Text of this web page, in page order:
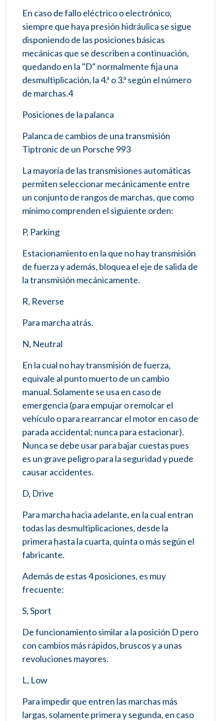
En caso de fallo eléctrico o electrónico,
siempre que haya presión hidráulica se sigue
disponiendo de las posiciones básicas
mecánicas que se describen a continuación,
quedando en la "D" normalmente fija una
desmultiplicación, la 4.ª o 3.ª según el número
de marchas.4​
Posiciones de la palanca
Palanca de cambios de una transmisión
Tiptronic de un Porsche 993
La mayoría de las transmisiones automáticas
permiten seleccionar mecánicamente entre
un conjunto de rangos de marchas, que como
mínimo comprenden el siguiente orden:
P, Parking
Estacionamiento en la que no hay transmisión
de fuerza y además, bloquea el eje de salida de
la transmisión mecánicamente.
R, Reverse
Para marcha atrás.
N, Neutral
En la cual no hay transmisión de fuerza,
equivale al punto muerto de un cambio
manual. Solamente se usa en caso de
emergencia (para empujar o remolcar el
vehículo o para rearrancar el motor en caso de
parada accidental; nunca para estacionar).
Nunca se debe usar para bajar cuestas pues
es un grave peligro para la seguridad y puede
causar accidentes.
D, Drive
Para marcha hacia adelante, en la cual entran
todas las desmultiplicaciones, desde la
primera hasta la cuarta, quinta o más según el
fabricante.
Además de estas 4 posiciones, es muy
frecuente:
S, Sport
De funcionamiento similar a la posición D pero
con cambios más rápidos, bruscos y a unas
revoluciones mayores.
L, Low
Para impedir que entren las marchas más
largas, solamente primera y segunda, en caso